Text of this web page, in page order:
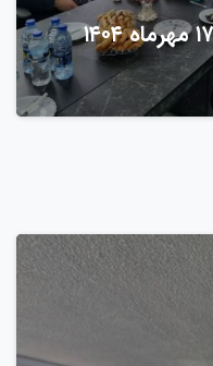
0